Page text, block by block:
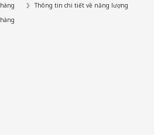
Thông tin chi tiết về năng lượng